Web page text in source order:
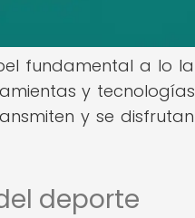
fundamental a lo
y
y se
deporte